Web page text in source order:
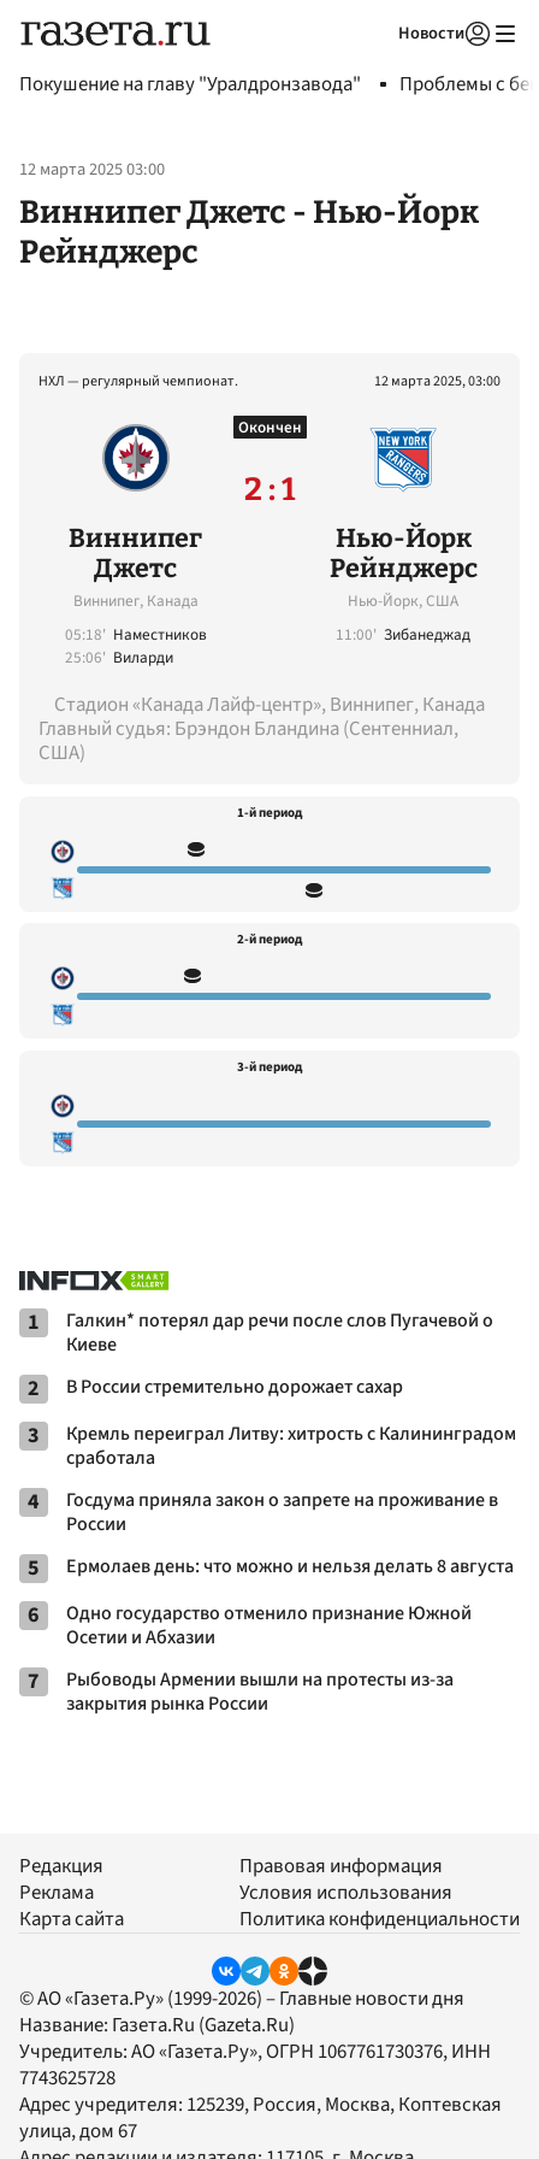
Новости
Покушение на главу "Уралдронзавода" Проблемы с
12 марта 2025 03:00
Виннипег Джетс - Нью-Йорк
Рейнджерс
НХЛ — регулярный чемпионат. 12 марта 2025, 03:00
Виннипег
Джетс
Виннипег, Канада
05:18' Наместников
25:06' Виларди
Окончен
2 : 1
Нью-Йорк
Рейнджерс
Нью-Йорк, США
11:00' Зибанеджад
Стадион «Канада Лайф-центр», Виннипег, Канада
Главный судья: Брэндон Бландина (Сентенниал,
США)
1-й период
2-й период
3-й период
1
Галкин* потерял дар речи после слов Пугачевой о
Киеве
2 В России стремительно дорожает сахар
3
Кремль переиграл Литву: хитрость с Калининградом
сработала
4
Госдума приняла закон о запрете на проживание в
России
5 Ермолаев день: что можно и нельзя делать 8 августа
6
Одно государство отменило признание Южной
Осетии и Абхазии
7
Рыбоводы Армении вышли на протесты из-за
закрытия рынка России
Редакция
Реклама
Карта сайта
Правовая информация
Условия использования
Политика конфиденциальности
© АО «Газета.Ру» (1999-2026) – Главные новости дня
Название: Газета.Ru (Gazeta.Ru)
Учредитель:АО «Газета.Ру», ОГРН 1067761730376, ИНН
7743625728
Адрес учредителя: 125239, Россия, Москва, Коптевская
улица, дом 67